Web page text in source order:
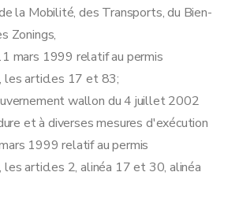
la Mobilité, des Transports, du Bien-
Zonings,
mars 1999 relatif au permis
les articles 17 et 83;
wallon du 4 juillet 2002
et à diverses mesures d'exécution
1999 relatif au permis
les articles 2, alinéa 17 et 30, alinéa